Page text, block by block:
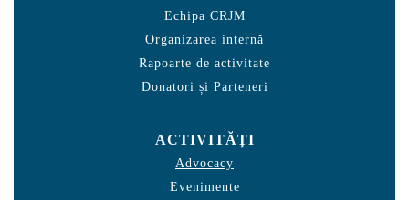
Echipa CRJM
Organizarea internă
Rapoarte de activitate
Donatori și Parteneri
ACTIVITĂȚI
Advocacy
Evenimente